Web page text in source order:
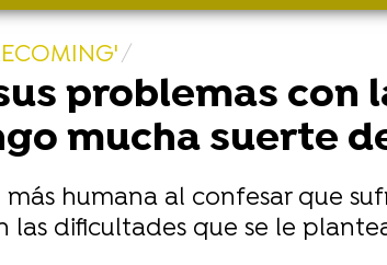
problemas con
mucha suerte
humana al confesar que
las dificultades que se le